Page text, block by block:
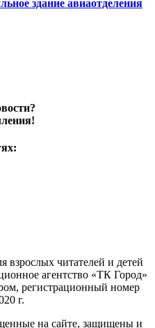
здание авиаотделения
читателей и детей
агентство «ТК Город»
регистрационный номер
г.
на сайте, защищены и